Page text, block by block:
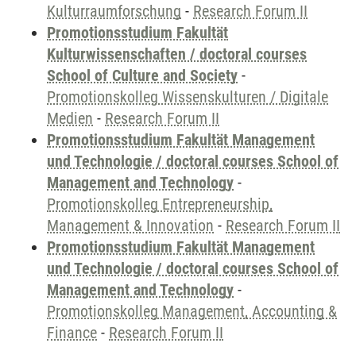
Kulturraumforschung - Research Forum II
Promotionsstudium Fakultät
Kulturwissenschaften / doctoral courses
School of Culture and Society -
Promotionskolleg Wissenskulturen / Digitale
Medien - Research Forum II
Promotionsstudium Fakultät Management
und Technologie / doctoral courses School of
Management and Technology -
Promotionskolleg Entrepreneurship,
Management & Innovation - Research Forum II
Promotionsstudium Fakultät Management
und Technologie / doctoral courses School of
Management and Technology -
Promotionskolleg Management, Accounting &
Finance - Research Forum II